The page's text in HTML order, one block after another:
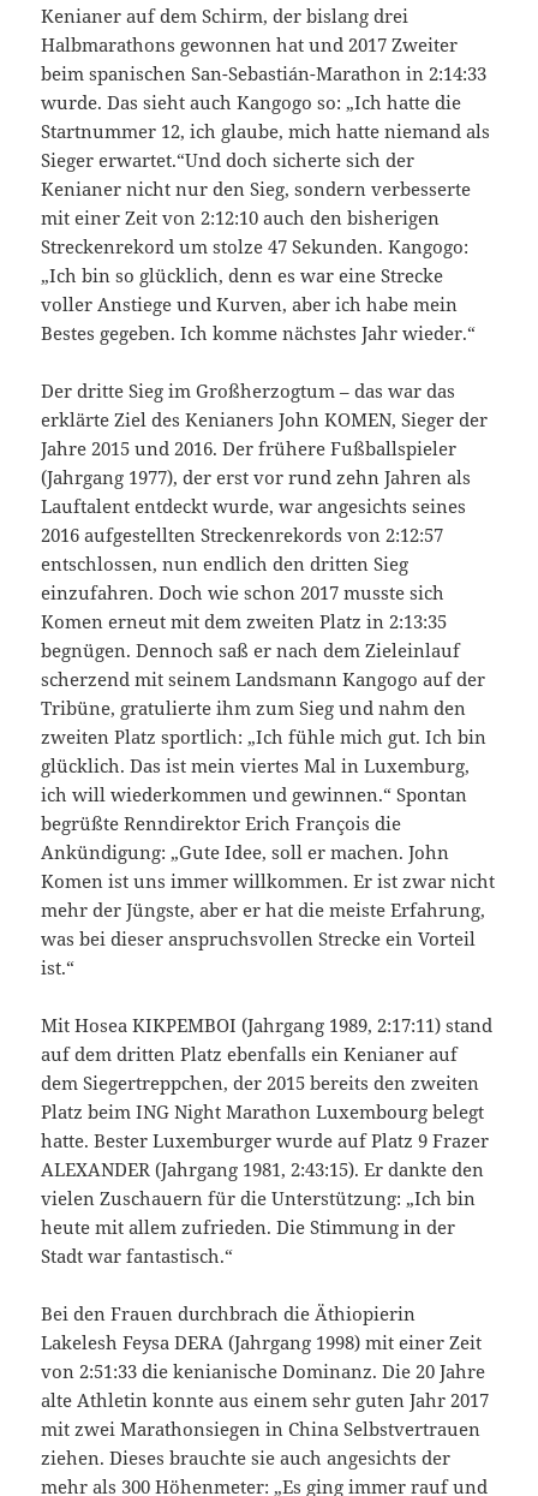
Kenianer auf dem Schirm, der bislang drei
Halbmarathons gewonnen hat und 2017 Zweiter
beim spanischen San-Sebastián-Marathon in 2:14:33
wurde. Das sieht auch Kangogo so: „Ich hatte die
Startnummer 12, ich glaube, mich hatte niemand als
Sieger erwartet.“Und doch sicherte sich der
Kenianer nicht nur den Sieg, sondern verbesserte
mit einer Zeit von 2:12:10 auch den bisherigen
Streckenrekord um stolze 47 Sekunden. Kangogo:
„Ich bin so glücklich, denn es war eine Strecke
voller Anstiege und Kurven, aber ich habe mein
Bestes gegeben. Ich komme nächstes Jahr wieder.“
Der dritte Sieg im Großherzogtum – das war das
erklärte Ziel des Kenianers John KOMEN, Sieger der
Jahre 2015 und 2016. Der frühere Fußballspieler
(Jahrgang 1977), der erst vor rund zehn Jahren als
Lauftalent entdeckt wurde, war angesichts seines
2016 aufgestellten Streckenrekords von 2:12:57
entschlossen, nun endlich den dritten Sieg
einzufahren. Doch wie schon 2017 musste sich
Komen erneut mit dem zweiten Platz in 2:13:35
begnügen. Dennoch saß er nach dem Zieleinlauf
scherzend mit seinem Landsmann Kangogo auf der
Tribüne, gratulierte ihm zum Sieg und nahm den
zweiten Platz sportlich: „Ich fühle mich gut. Ich bin
glücklich. Das ist mein viertes Mal in Luxemburg,
ich will wiederkommen und gewinnen.“ Spontan
begrüßte Renndirektor Erich François die
Ankündigung: „Gute Idee, soll er machen. John
Komen ist uns immer willkommen. Er ist zwar nicht
mehr der Jüngste, aber er hat die meiste Erfahrung,
was bei dieser anspruchsvollen Strecke ein Vorteil
ist.“
Mit Hosea KIKPEMBOI (Jahrgang 1989, 2:17:11) stand
auf dem dritten Platz ebenfalls ein Kenianer auf
dem Siegertreppchen, der 2015 bereits den zweiten
Platz beim ING Night Marathon Luxembourg belegt
hatte. Bester Luxemburger wurde auf Platz 9 Frazer
ALEXANDER (Jahrgang 1981, 2:43:15). Er dankte den
vielen Zuschauern für die Unterstützung: „Ich bin
heute mit allem zufrieden. Die Stimmung in der
Stadt war fantastisch.“
Bei den Frauen durchbrach die Äthiopierin
Lakelesh Feysa DERA (Jahrgang 1998) mit einer Zeit
von 2:51:33 die kenianische Dominanz. Die 20 Jahre
alte Athletin konnte aus einem sehr guten Jahr 2017
mit zwei Marathonsiegen in China Selbstvertrauen
ziehen. Dieses brauchte sie auch angesichts der
mehr als 300 Höhenmeter: „Es ging immer rauf und